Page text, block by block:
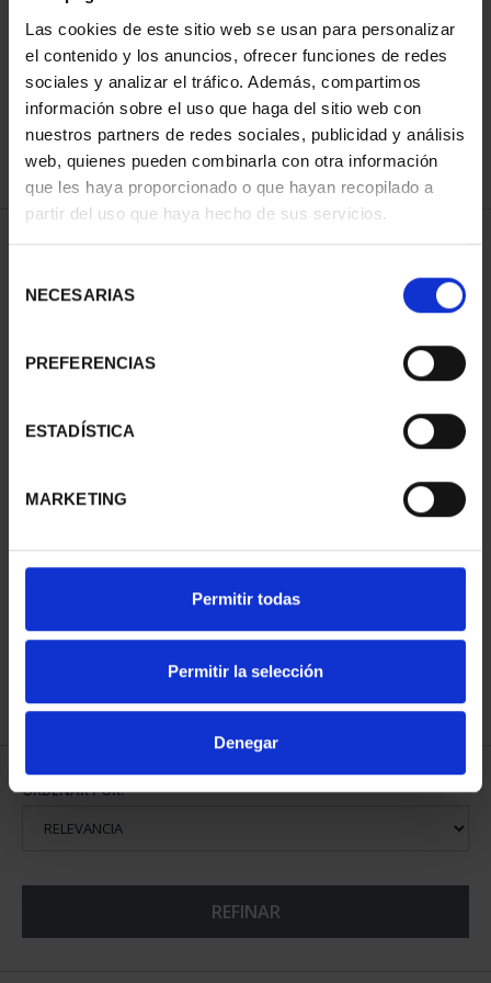
Las cookies de este sitio web se usan para personalizar
el contenido y los anuncios, ofrecer funciones de redes
sociales y analizar el tráfico. Además, compartimos
información sobre el uso que haga del sitio web con
nuestros partners de redes sociales, publicidad y análisis
web, quienes pueden combinarla con otra información
que les haya proporcionado o que hayan recopilado a
partir del uso que haya hecho de sus servicios.
NECESARIAS
PREFERENCIAS
ESTADÍSTICA
MARKETING
Permitir todas
Permitir la selección
Denegar
ORDENAR POR:
REFINAR
1 Productos encontrados
NACIONAL II - PALACIO
REAL DE...
ORDENAR POR: